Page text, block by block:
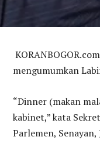
mengumumkan
“Dinner (makan
kabinet,” kata
Parlemen,